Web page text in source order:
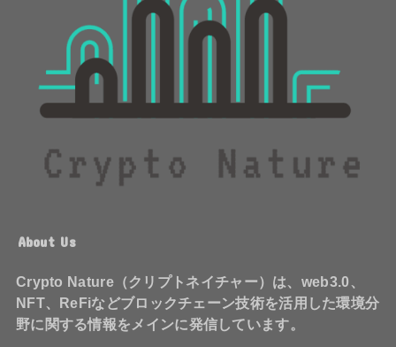
About Us
Crypto Nature（クリプトネイチャー）は、web3.0、
NFT、ReFiなどブロックチェーン技術を活用した環境分
野に関する情報をメインに発信しています。